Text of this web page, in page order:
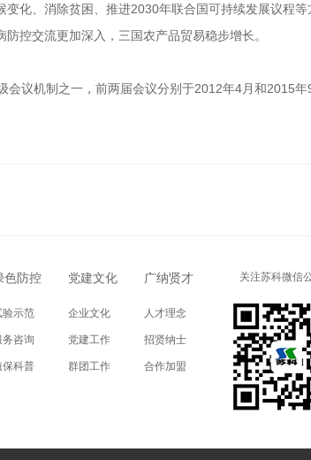
化、消除贫困、推进2030年联合国可持续发展议程
控交流更加深入，三国农产品贸易稳步增长。
议机制之一，前两届会议分别于2012年4月和2015年
色防控
验示范
务咨询
保科普
党建文化
企业文化
党建工作
群团工作
广纳贤才
人才理念
招贤纳士
合作加盟
关注苏科微信